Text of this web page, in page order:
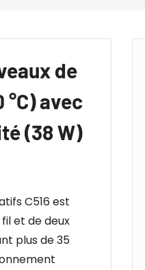
de
avec
(38 W)
C516 est
et de deux
plus de 35